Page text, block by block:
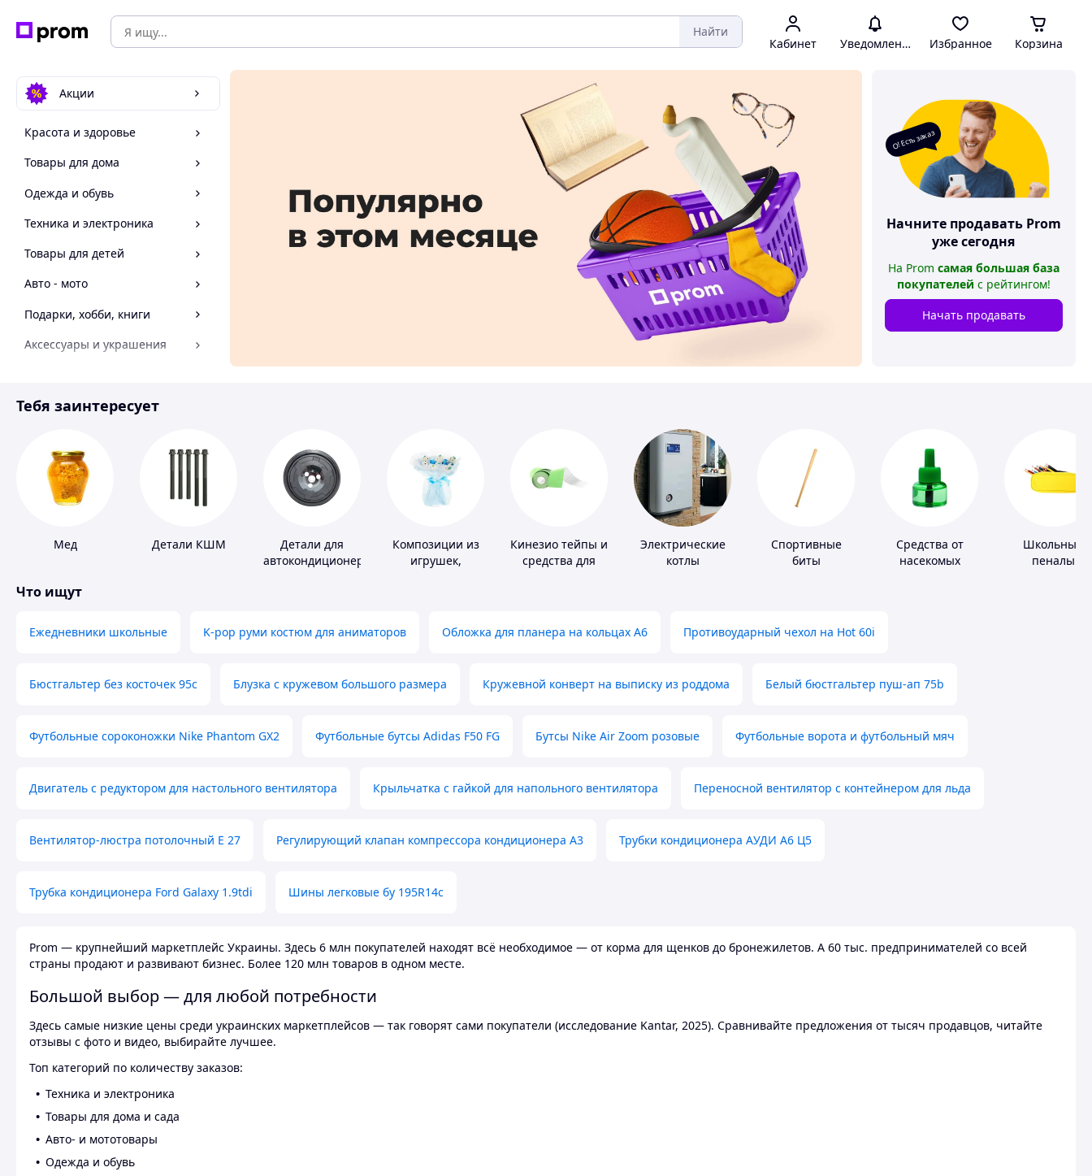
Найти
Кабинет Уведомления Избранное Корзина
Акции
Красота и здоровье
Товары для дома
Одежда и обувь
Техника и электроника
Товары для детей
Авто - мото
Подарки, хобби, книги
Аксессуары и украшения
Спорт и отдых
О! Есть заказ
Начните продавать Prom
уже сегодня
На Prom самая большая база
покупателей с рейтингом!
Начать продавать
Тебя заинтересует
Мед Детали КШМ
Детали для
автокондиционеров
Композиции из
игрушек,
Кинезио тейпы и
средства для
Электрические
котлы
Спортивные
биты
Средства от
насекомых
Школьные
пеналы
Что ищут
Ежедневники школьные K-pop руми костюм для аниматоров Обложка для планера на кольцах А6 Противоударный чехол на Hot 60i
Бюстгальтер без косточек 95с Блузка с кружевом большого размера Кружевной конверт на выписку из роддома Белый бюстгальтер пуш-ап 75b
Футбольные сороконожки Nike Phantom GX2 Футбольные бутсы Adidas F50 FG Бутсы Nike Air Zoom розовые Футбольные ворота и футбольный мяч
Двигатель с редуктором для настольного вентилятора Крыльчатка с гайкой для напольного вентилятора Переносной вентилятор с контейнером для льда
Вентилятор-люстра потолочный E 27 Регулирующий клапан компрессора кондиционера А3 Трубки кондиционера АУДИ А6 Ц5
Трубка кондиционера Ford Galaxy 1.9tdi Шины легковые бу 195R14c
Prom — крупнейший маркетплейс Украины. Здесь 6 млн покупателей находят всё необходимое — от корма для щенков до бронежилетов. А 60 тыс. предпринимателей со всей
страны продают и развивают бизнес. Более 120 млн товаров в одном месте.
Большой выбор — для любой потребности
Здесь самые низкие цены среди украинских маркетплейсов — так говорят сами покупатели (исследование Kantar, 2025). Сравнивайте предложения от тысяч продавцов, читайте
отзывы с фото и видео, выбирайте лучшее.
Топ категорий по количеству заказов:
Техника и электроника
Товары для дома и сада
Авто- и мототовары
Одежда и обувь